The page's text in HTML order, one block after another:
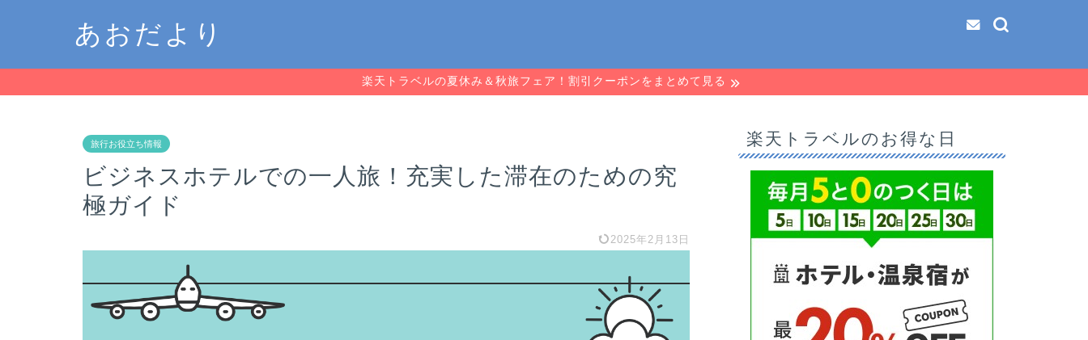
あおだより
楽天トラベルの夏休み＆秋旅フェア！割引クーポンをまとめて見る
旅行お役立ち情報
ビジネスホテルでの一人旅！充実した滞在のための究
極ガイド
2025年2月13日
楽天トラベルのお得な日